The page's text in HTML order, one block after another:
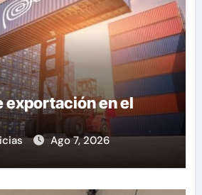
exportación en el
Ago 7, 2026